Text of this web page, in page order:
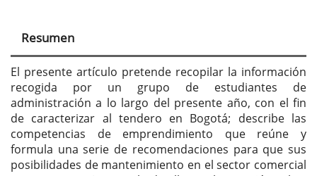
del
artículo
Resumen
El presente artículo pretende recopilar la información
recogida por un grupo de estudiantes de
administración a lo largo del presente año, con el fin
de caracterizar al tendero en Bogotá; describe las
competencias de emprendimiento que reúne y
formula una serie de recomendaciones para que sus
posibilidades de mantenimiento en el sector comercial